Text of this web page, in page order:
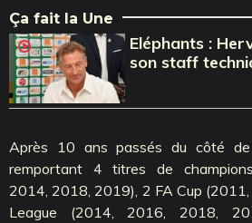
Ça fait la Une
Eléphants :
son staff
Après 10 ans passés du côté
remportant 4 titres de champions
2014, 2018, 2019), 2 FA Cup
League (2014, 2016, 2018,